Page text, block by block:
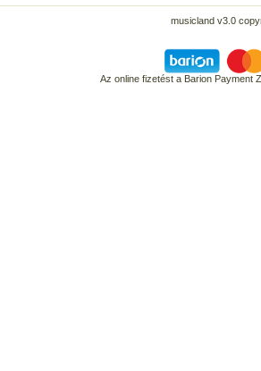
musicland v3.0
Az online fizetést a Barion Payment